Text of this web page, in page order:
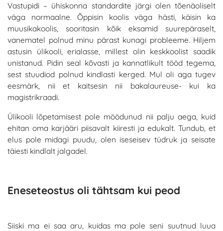
Vastupidi – ühiskonna standardite järgi olen tõenäoliselt
väga normaalne. Õppisin koolis väga hästi, käisin ka
muusikakoolis, sooritasin kõik eksamid suurepäraselt,
vanematel polnud minu pärast kunagi probleeme. Hiljem
astusin ülikooli, erialasse, millest olin keskkoolist saadik
unistanud. Pidin seal kõvasti ja kannatlikult tööd tegema,
sest stuudiod polnud kindlasti kerged. Mul oli aga tugev
eesmärk, nii et kaitsesin nii bakalaureuse- kui ka
magistrikraadi.
Ülikooli lõpetamisest pole möödunud nii palju aega, kuid
ehitan oma karjääri piisavalt kiiresti ja edukalt. Tundub, et
elus pole midagi puudu, olen iseseisev tüdruk ja seisate
täiesti kindlalt jalgadel.
Eneseteostus oli tähtsam kui peod
Siiski ma ei saa aru, kuidas ma pole seni suutnud luua